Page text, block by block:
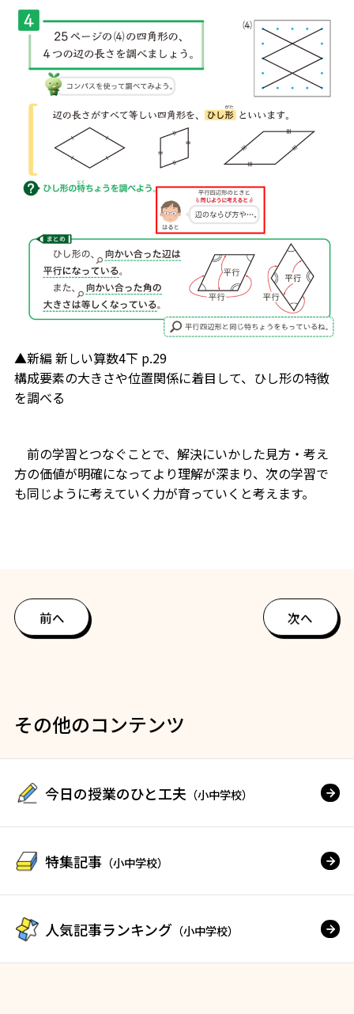
▲新編 新しい算数4下 p.29
構成要素の大きさや位置関係に着目して、ひし形の特徴
を調べる
前の学習とつなぐことで、解決にいかした見方・考え
方の価値が明確になってより理解が深まり、次の学習で
も同じように考えていく力が育っていくと考えます。
前へ 次へ
その他のコンテンツ
今日の授業のひと工夫 （小中学校）
特集記事 （小中学校）
人気記事ランキング （小中学校）